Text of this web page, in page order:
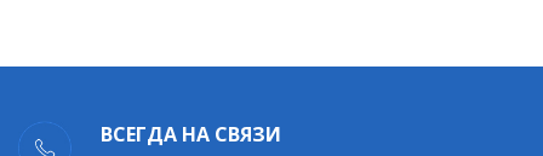
ВСЕГДА НА СВЯЗИ